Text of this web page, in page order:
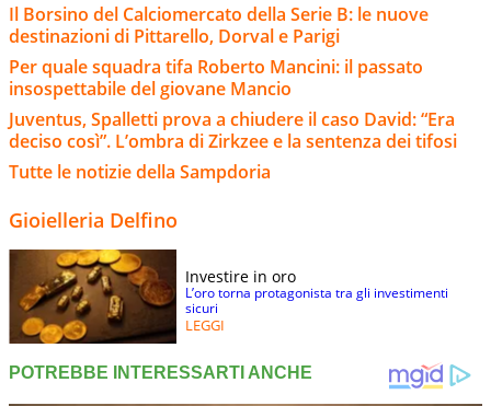
Il Borsino del Calciomercato della Serie B: le nuove
destinazioni di Pittarello, Dorval e Parigi
Per quale squadra tifa Roberto Mancini: il passato
insospettabile del giovane Mancio
Juventus, Spalletti prova a chiudere il caso David: “Era
deciso così”. L’ombra di Zirkzee e la sentenza dei tifosi
Tutte le notizie della Sampdoria
Gioielleria Delfino
Investire in oro
L’oro torna protagonista tra gli investimenti
sicuri
LEGGI